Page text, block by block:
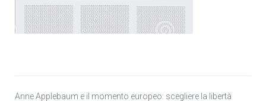
Anne Applebaum e il momento europeo: scegliere la libertà